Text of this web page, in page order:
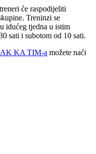
će raspodijeliti
Treninzi se
idućeg tjedna u istim
sati i subotom od 10 sati.
AK KA TIM-a možete naći